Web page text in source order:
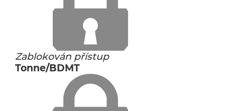
Zablokován přístup
Tonne/BDMT